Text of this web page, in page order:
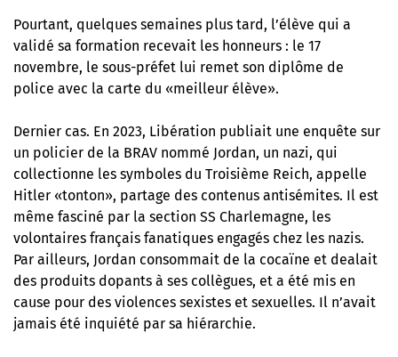
Pourtant, quelques semaines plus tard, l’élève qui a
validé sa formation recevait les honneurs : le 17
novembre, le sous-préfet lui remet son diplôme de
police avec la carte du «meilleur élève».
Dernier cas. En 2023, Libération publiait une enquête sur
un policier de la BRAV nommé Jordan, un nazi, qui
collectionne les symboles du Troisième Reich, appelle
Hitler «tonton», partage des contenus antisémites. Il est
même fasciné par la section SS Charlemagne, les
volontaires français fanatiques engagés chez les nazis.
Par ailleurs, Jordan consommait de la cocaïne et dealait
des produits dopants à ses collègues, et a été mis en
cause pour des violences sexistes et sexuelles. Il n’avait
jamais été inquiété par sa hiérarchie.